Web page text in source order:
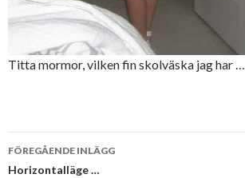
Titta mormor, vilken fin skolväska jag har …
Inläggsnavigering
FÖREGÅENDE INLÄGG
Horizontalläge …